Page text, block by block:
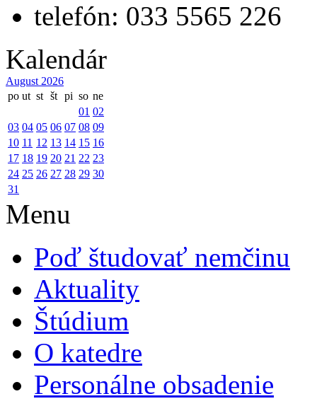
telefón: 033 5565 226
Kalendár
August 2026
po ut st št pi so ne
01 02
03 04 05 06 07 08 09
10 11 12 13 14 15 16
17 18 19 20 21 22 23
24 25 26 27 28 29 30
31
Menu
Poď študovať nemčinu
Aktuality
Štúdium
O katedre
Personálne obsadenie